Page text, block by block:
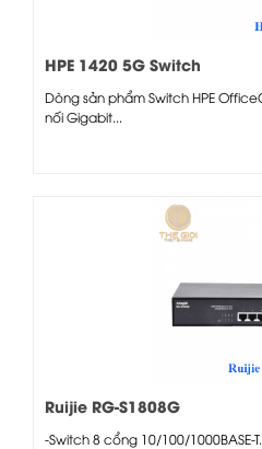
HPE 1420 5G Switch
Dòng sản phẩm Switch HPE
nối Gigabit...
Ruijie RG-S1808G
-Switch 8 cổng 10/100/1000BASE-